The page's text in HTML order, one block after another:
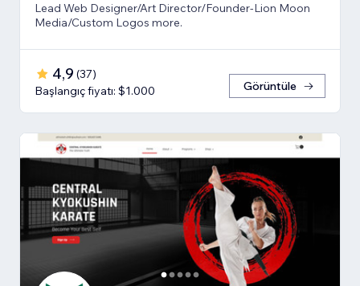
Lead Web Designer/Art Director/Founder-Lion Moon
Media/Custom Logos more.
4,9 (37)
Başlangıç fiyatı: $1.000
Görüntüle